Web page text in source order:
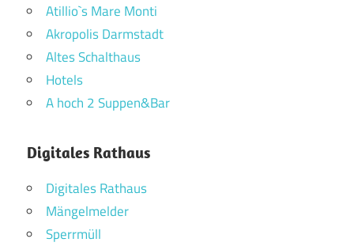
Atillio`s Mare Monti
Akropolis Darmstadt
Altes Schalthaus
Hotels
A hoch 2 Suppen&Bar
Digitales Rathaus
Digitales Rathaus
Mängelmelder
Sperrmüll